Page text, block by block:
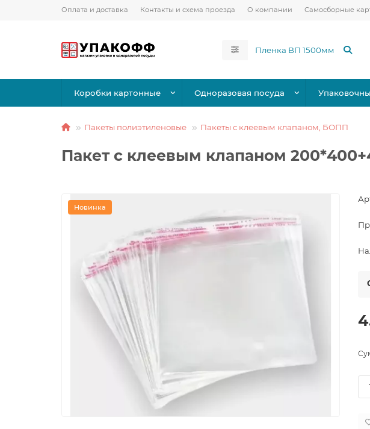
Оплата и доставка Контакты и схема проезда О компании Самосборные
Коробки картонные Одноразовая посуда
Пакеты полиэтиленовые Пакеты с клеевым клапаном, БОПП
Пакет с клеевым клапаном
Новинка